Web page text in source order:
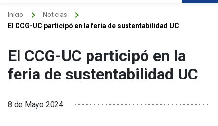
Inicio keyboard_arrow_right Noticias keyboard_arrow_right
El CCG-UC participó en la feria de sustentabilidad UC
El CCG-UC participó en la
feria de sustentabilidad UC
8 de Mayo 2024